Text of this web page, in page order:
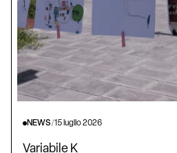
NEWS/15 luglio 2026
Variabile K